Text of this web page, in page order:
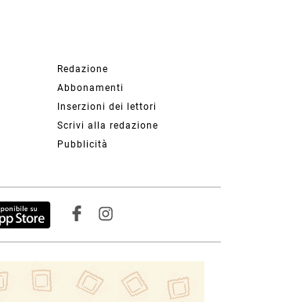
Redazione
Abbonamenti
Inserzioni dei lettori
Scrivi alla redazione
Pubblicità